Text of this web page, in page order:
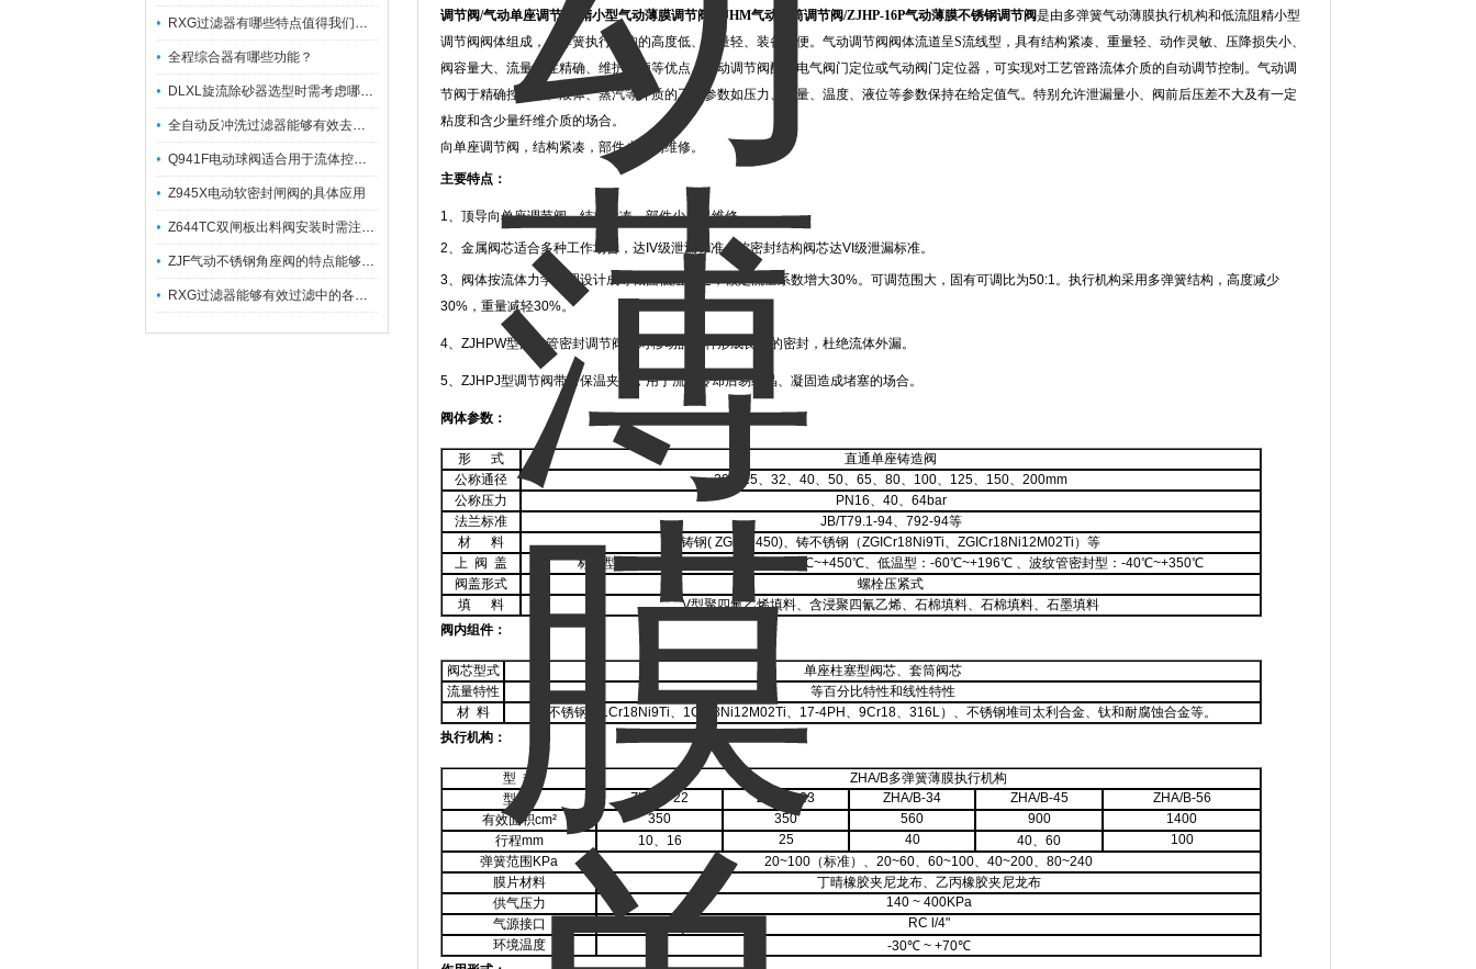
RXG过滤器有哪些特点值得我们选择？
全程综合器有哪些功能？
DLXL旋流除砂器选型时需考虑哪些因素？
全自动反冲洗过滤器能够有效去除不同粒径的固体杂
Q941F电动球阀适合用于流体控制需要迅速反应的场合
Z945X电动软密封闸阀的具体应用
Z644TC双闸板出料阀安装时需注意哪些事项？
ZJF气动不锈钢角座阀的特点能够稳定地控制介质流量
RXG过滤器能够有效过滤中的各种杂质
调节阀/气动单座调节阀/精小型气动薄膜调节阀/ZJHM气动套筒调节阀/ZJHP-16P气动薄膜不锈钢调节阀是由多弹簧气动薄膜执行机构和低流阻精小型
调节阀阀体组成，多弹簧执行机构的高度低、重量轻、装备简便。气动调节阀阀体流道呈S流线型，具有结构紧凑、重量轻、动作灵敏、压降损失小、
阀容量大、流量特性精确、维护方便等优点。气动调节阀配用电气阀门定位或气动阀门定位器，可实现对工艺管路流体介质的自动调节控制。气动调
节阀于精确控气体、液体、蒸汽等介质的工艺参数如压力、流量、温度、液位等参数保持在给定值气。特别允许泄漏量小、阀前后压差不大及有一定
粘度和含少量纤维介质的场合。
向单座调节阀，结构紧凑，部件少、易维修。
主要特点：
1、顶导向单座调节阀，结构紧凑，部件少，易维修。
2、金属阀芯适合多种工作场合，达IV级泄漏标准，软密封结构阀芯达VI级泄漏标准。
3、阀体按流体力学原理设计成等截面低阻流道，额定流量系数增大30%。可调范围大，固有可调比为50:1。执行机构采用多弹簧结构，高度减少
30%，重量减轻30%。
4、ZJHPW型波纹管密封调节阀，对移动的阀杆形成良好的密封，杜绝流体外漏。
5、ZJHPJ型调节阀带有保温夹套，用于流体冷却后易结晶、凝固造成堵塞的场合。
阀体参数：
形 式
直通单座铸造阀
公称通径
20、25、32、40、50、65、80、100、125、150、200mm
公称压力
PN16、40、64bar
法兰标准
JB/T79.1-94、792-94等
材 料
铸钢( ZG230450)、铸不锈钢（ZGICr18Ni9Ti、ZGICr18Ni12M02Ti）等
上 阀 盖
标准型：-17℃~+230℃、散热型：230℃~+450℃、低温型：-60℃~+196℃ 、波纹管密封型：-40℃~+350℃
阀盖形式
螺栓压紧式
填 料
V型聚四氟乙烯填料、含浸聚四氰乙烯、石棉填料、石棉填料、石墨填料
阀内组件：
阀芯型式
单座柱塞型阀芯、套筒阀芯
流量特性
等百分比特性和线性特性
材 料 不锈钢（
1Cr18Ni9Ti、1Cr18Ni12M02Ti、17-4PH、9Cr18、316L）、不锈钢堆司太利合金、钛和耐腐蚀合金等。
执行机构：
型 式
ZHA/B多弹簧薄膜执行机构
型
ZHA/B-22 ZHA/B-23 ZHA/B-34 ZHA/B-45
ZHA/B-56
有效面积cm² 350 350 560 900
1400
行程mm 10、 16 25 40 40、 60
100
弹簧范围 KPa 20~100（标准）、 20~60、60~100、40~200、80~240
膜片材料
丁晴橡胶夹尼龙布、乙丙橡胶夹尼龙布
供气压力
140 ~ 400KPa
气源接口
RC l/4"
环境温度
-30℃ ~ +70℃